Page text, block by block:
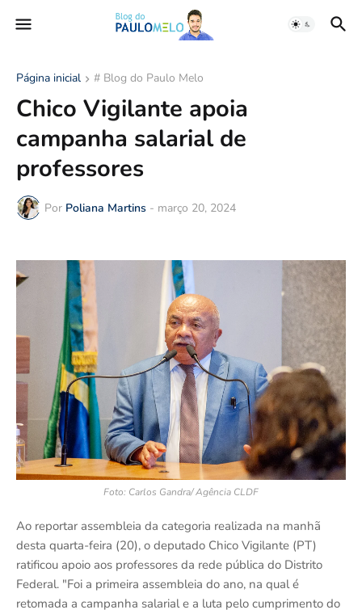
Página inicial # Blog do Paulo Melo
Chico Vigilante apoia
campanha salarial de
professores
Por Poliana Martins - março 20, 2024
Foto: Carlos Gandra/ Agência CLDF
Ao reportar assembleia da categoria realizada na manhã
desta quarta-feira (20), o deputado Chico Vigilante (PT)
ratificou apoio aos professores da rede pública do Distrito
Federal. "Foi a primeira assembleia do ano, na qual é
retomada a campanha salarial e a luta pelo cumprimento do